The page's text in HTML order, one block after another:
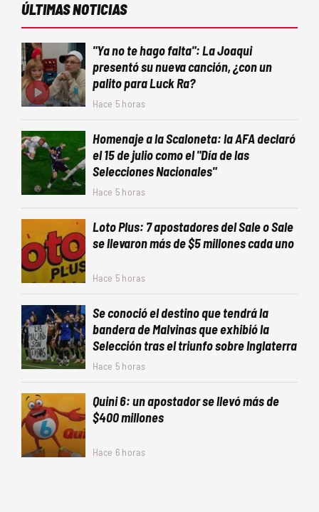
ÚLTIMAS NOTICIAS
"Ya no te hago falta": La Joaqui
presentó su nueva canción, ¿con un
palito para Luck Ra?
Hace 5 horas
Homenaje a la Scaloneta: la AFA declaró
el 15 de julio como el "Día de las
Selecciones Nacionales"
Hace 5 horas
Loto Plus: 7 apostadores del Sale o Sale
se llevaron más de $5 millones cada uno
Hace 5 horas
Se conoció el destino que tendrá la
bandera de Malvinas que exhibió la
Selección tras el triunfo sobre Inglaterra
Hace 5 horas
Quini 6: un apostador se llevó más de
$400 millones
Hace 6 horas